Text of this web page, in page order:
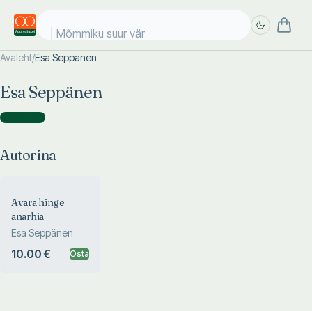
Mõmmiku suur värv
Avaleht/Esa Seppänen
Esa Seppänen
Autorina )
Autorina
Avara hinge
anarhia
Esa Seppänen
10.00 € Osta